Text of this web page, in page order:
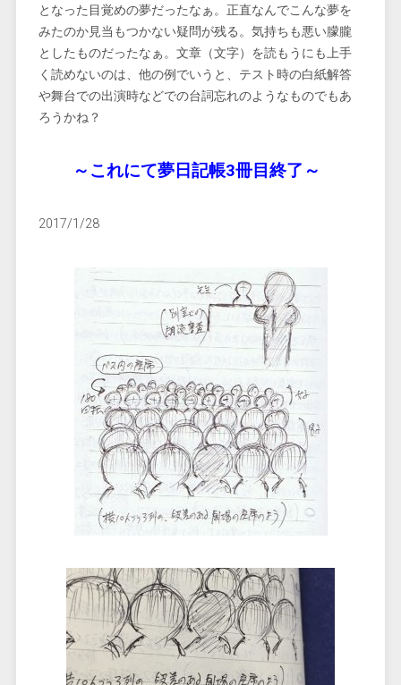
となった目覚めの夢だったなぁ。正直なんでこんな夢を
みたのか見当もつかない疑問が残る。気持ちも悪い朦朧
としたものだったなぁ。文章（文字）を読もうにも上手
く読めないのは、他の例でいうと、テスト時の白紙解答
や舞台での出演時などでの台詞忘れのようなものでもあ
ろうかね？
～これにて夢日記帳3冊目終了～
2017/1/28